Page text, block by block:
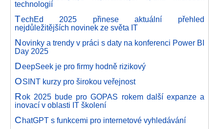
technologií
TechEd 2025 přinese aktuální přehled
nejdůležitějších novinek ze světa IT
Novinky a trendy v práci s daty na konferenci Power BI
Day 2025
DeepSeek je pro firmy hodně rizikový
OSINT kurzy pro širokou veřejnost
Rok 2025 bude pro GOPAS rokem další expanze a
inovací v oblasti IT školení
ChatGPT s funkcemi pro internetové vyhledávání